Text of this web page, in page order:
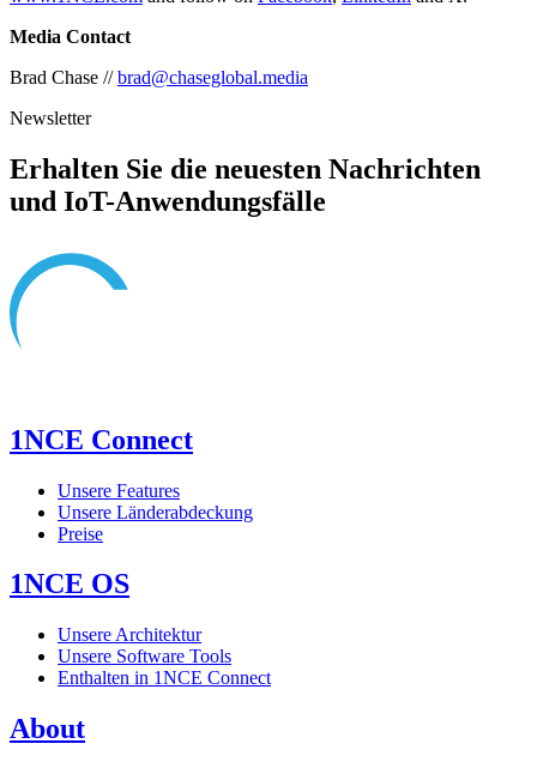
Media Contact
Brad Chase //brad@chaseglobal.media
Newsletter
Erhalten Sie die neuesten Nachrichten
und IoT-Anwendungsfälle
1NCE Connect
Unsere Features
Unsere Länderabdeckung
Preise
1NCE OS
Unsere Architektur
Unsere Software Tools
Enthalten in 1NCE Connect
About